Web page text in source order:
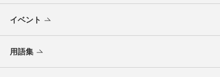
イベント
用語集